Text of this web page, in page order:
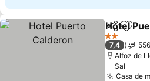
Partilhar
Hotel
2 Estrelas
7,4
Alfoz de
Sal
Casa de